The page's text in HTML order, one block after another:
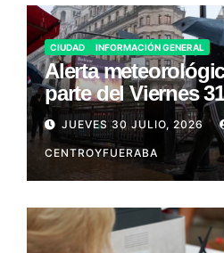
CIUDAD INFORMACIÓN GENERAL
Alerta
parte del Viernes 31
JUEVES 30 JULIO, 2026
CENTROYFUERABA